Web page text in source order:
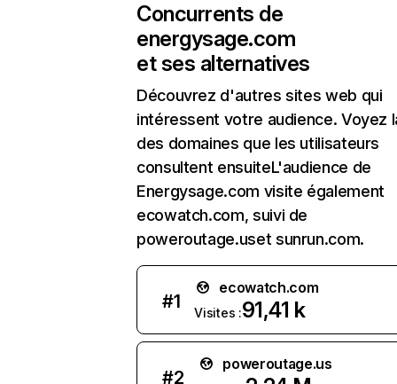
Concurrents de
energysage.com
et ses alternatives
Découvrez d'autres sites web qui
intéressent votre audience. Voyez
des domaines que les utilisateurs
consultent ensuiteL'audience de
Energysage.com visite également
ecowatch.com, suivi de
poweroutage.uset sunrun.com.
#1
ecowatch.com
Visites :91,41 k
#2
poweroutage.us